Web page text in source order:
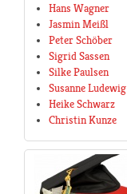
Hans Wagner
Jasmin Meißl
Peter Schöber
Sigrid Sassen
Silke Paulsen
Susanne Ludewig
Heike Schwarz
Christin Kunze